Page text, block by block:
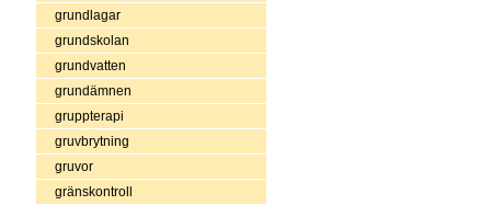
grundlagar
grundskolan
grundvatten
grundämnen
gruppterapi
gruvbrytning
gruvor
gränskontroll